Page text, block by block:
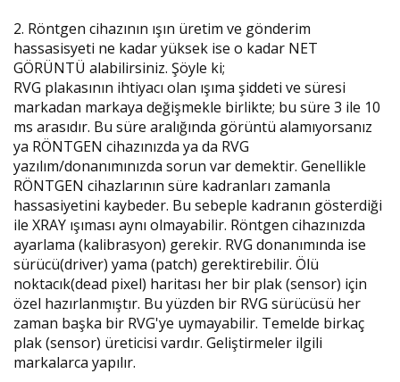
2. Röntgen cihazının ışın üretim ve gönderim
hassasisyeti ne kadar yüksek ise o kadar NET
GÖRÜNTÜ alabilirsiniz. Şöyle ki;
RVG plakasının ihtiyacı olan ışıma şiddeti ve süresi
markadan markaya değişmekle birlikte; bu süre 3 ile 10
ms arasıdır. Bu süre aralığında görüntü alamıyorsanız
ya RÖNTGEN cihazınızda ya da RVG
yazılım/donanımınızda sorun var demektir. Genellikle
RÖNTGEN cihazlarının süre kadranları zamanla
hassasiyetini kaybeder. Bu sebeple kadranın gösterdiği
ile XRAY ışıması aynı olmayabilir. Röntgen cihazınızda
ayarlama (kalibrasyon) gerekir. RVG donanımında ise
sürücü(driver) yama (patch) gerektirebilir. Ölü
noktacık(dead pixel) haritası her bir plak (sensor) için
özel hazırlanmıştır. Bu yüzden bir RVG sürücüsü her
zaman başka bir RVG'ye uymayabilir. Temelde birkaç
plak (sensor) üreticisi vardır. Geliştirmeler ilgili
markalarca yapılır.